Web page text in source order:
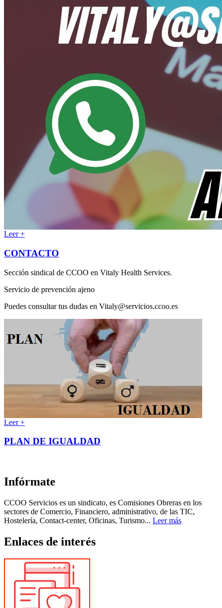
Leer +
CONTACTO
Sección sindical de CCOO en Vitaly Health Services.
Servicio de prevención ajeno
Puedes consultar tus dudas en Vitaly@servicios.ccoo.es
Leer +
PLAN DE IGUALDAD
Infórmate
CCOO Servicios es un sindicato, es Comisiones Obreras en los
sectores de Comercio, Financiero, administrativo, de las TIC,
Hostelería, Contact-center, Oficinas, Turismo... Leer más
Enlaces de interés